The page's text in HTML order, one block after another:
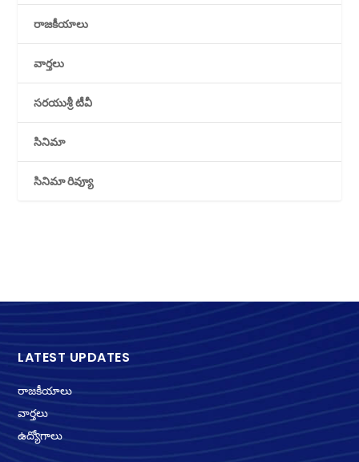
రాజకీయాలు
వార్తలు
సరయుశ్రీ టీవీ
సినిమా
సినిమా రివ్యూ
LATEST UPDATES
రాజకీయాలు
వార్తలు
ఉద్యోగాలు